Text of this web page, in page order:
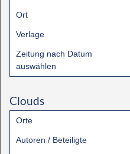
Ort
Verlage
Zeitung nach Datum
auswählen
Clouds
Orte
Autoren / Beteiligte